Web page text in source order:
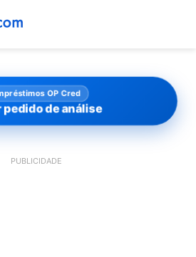
OP Cred
pedido de análise
PUBLICIDADE